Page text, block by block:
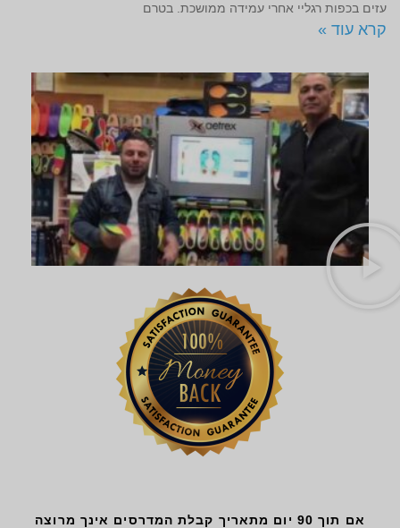
עזים בכפות רגליי אחרי עמידה ממושכת. בטרם
קרא עוד »
אם תוך 90 יום מתאריך קבלת המדרסים אינך מרוצה